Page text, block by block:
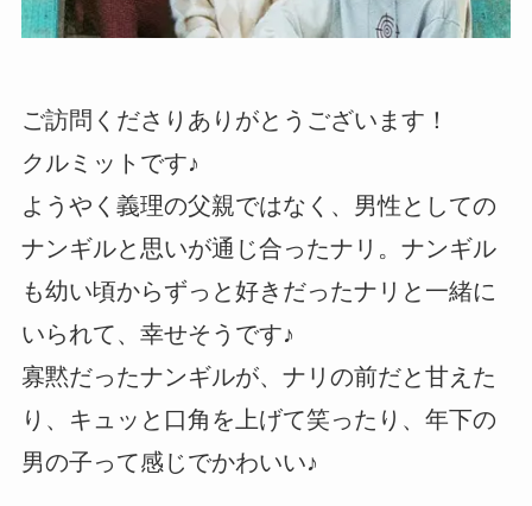
ご訪問くださりありがとうございます！
クルミットです♪
ようやく義理の父親ではなく、男性としての
ナンギルと思いが通じ合ったナリ。ナンギル
も幼い頃からずっと好きだったナリと一緒に
いられて、幸せそうです♪
寡黙だったナンギルが、ナリの前だと甘えた
り、キュッと口角を上げて笑ったり、年下の
男の子って感じでかわいい♪